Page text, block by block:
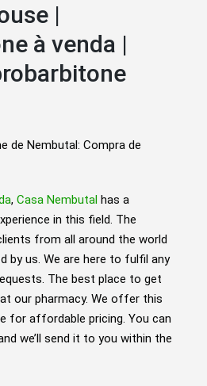
|
à venda |
de Nembutal: Compra de
, Casa Nembutal has a
in this field. The
from all around the world
by us. We are here to fulfil any
The best place to get
our pharmacy. We offer this
for affordable pricing. You can
we’ll send it to you within the